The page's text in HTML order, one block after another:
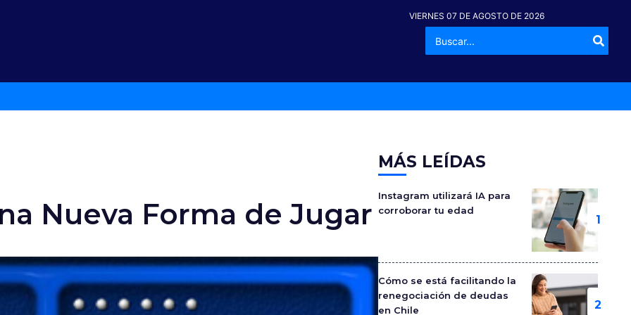
VIERNES 07 DE AGOSTO DE 2026
-º
por:
Nueva Forma de Jugar
MÁS LEÍDAS
Instagram utilizará IA para
corroborar tu edad
Cómo se está facilitando la
renegociación de deudas
en Chile